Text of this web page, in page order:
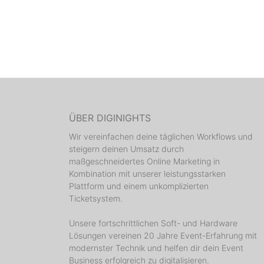
ÜBER DIGINIGHTS
Wir vereinfachen deine täglichen Workflows und
steigern deinen Umsatz durch
maßgeschneidertes Online Marketing in
Kombination mit unserer leistungsstarken
Plattform und einem unkomplizierten
Ticketsystem.
Unsere fortschrittlichen Soft- und Hardware
Lösungen vereinen 20 Jahre Event-Erfahrung mit
modernster Technik und helfen dir dein Event
Business erfolgreich zu digitalisieren.